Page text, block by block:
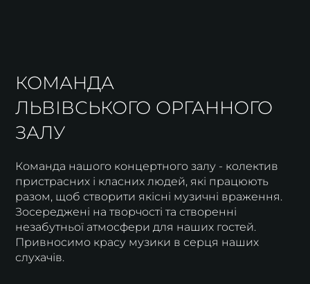
КОМАНДА
ЛЬВІВСЬКОГО ОРГАННОГО
ЗАЛУ
Команда нашого концертного залу - колектив
пристрасних і класних людей, які працюють
разом, щоб створити якісні музичні враження.
Зосереджені на творчості та створенні
незабутньої атмосфери для наших гостей.
Привносимо красу музики в серця наших
слухачів.